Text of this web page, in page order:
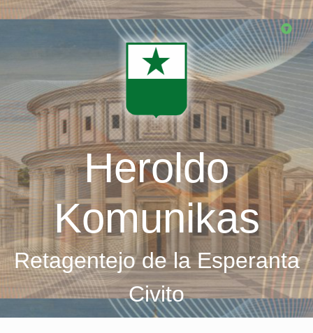
Skip
Heroldo
Komunikas
Retagentejo de la Esperanta
Civito